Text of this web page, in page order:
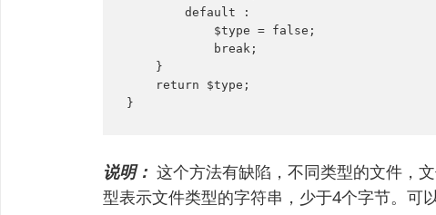
        default :
            $type = false;
            break;
    }
    return $type;
}
说明： 这个方法有缺陷，不同类型的文件，
型表示文件类型的字符串，少于4个字节。可